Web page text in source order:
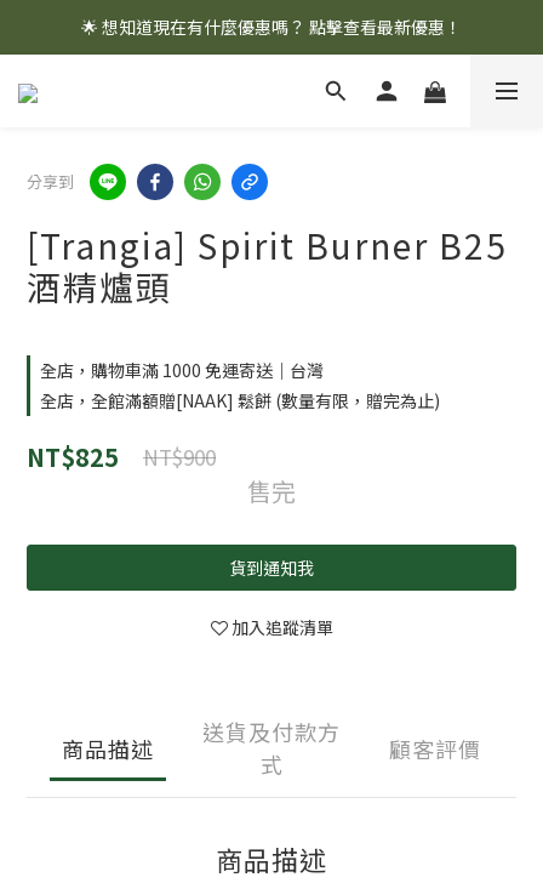
🌟 想知道現在有什麼優惠嗎？ 點擊查看最新優惠！
🌟 想知道現在有什麼優惠嗎？ 點擊查看最新優惠！
全館消費滿 $1,000 即享免運優惠
分享到
[Trangia] Spirit Burner B25
酒精爐頭
全店，購物車滿 1000 免運寄送｜台灣
全店，全館滿額贈[NAAK] 鬆餅 (數量有限，贈完為止)
NT$825 NT$900
售完
貨到通知我
加入追蹤清單
商品描述
送貨及付款方
式
顧客評價
商品描述